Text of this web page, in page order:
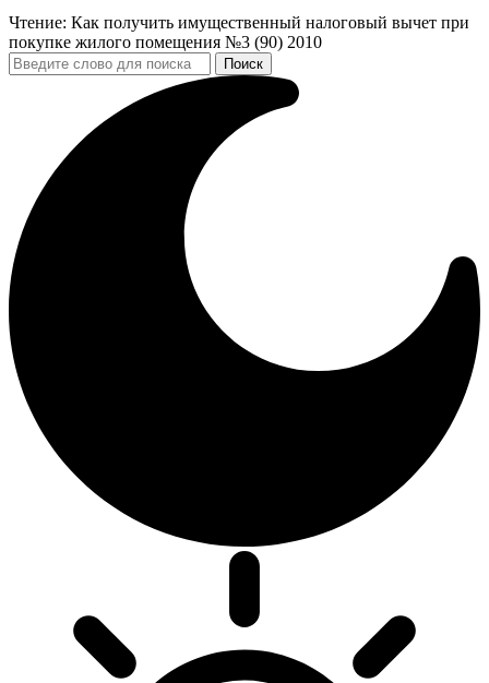
Чтение: Как получить имущественный налоговый вычет при
покупке жилого помещения №3 (90) 2010